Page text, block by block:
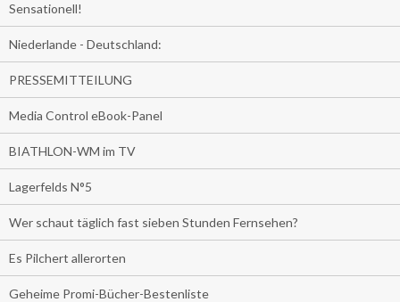
Sensationell!
Niederlande - Deutschland:
PRESSEMITTEILUNG
Media Control eBook-Panel
BIATHLON-WM im TV
Lagerfelds N°5
Wer schaut täglich fast sieben Stunden Fernsehen?
Es Pilchert allerorten
Geheime Promi-Bücher-Bestenliste